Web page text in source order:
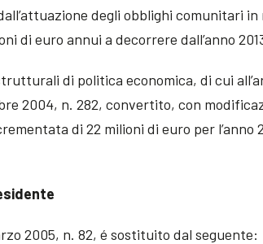
degli obblighi comunitari in
di euro annui a decorrere dall’anno
di politica economica, di cui
2004, n. 282, convertito, con
di 22 milioni di euro per l’anno
2005, n. 82, é sostituito dal seguente: